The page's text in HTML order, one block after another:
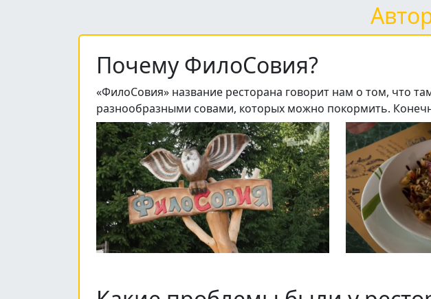
Почему ФилоСовия?
«ФилоСовия» название ресторана говорит нам о том, что
разнообразными совами, которых можно покормить.